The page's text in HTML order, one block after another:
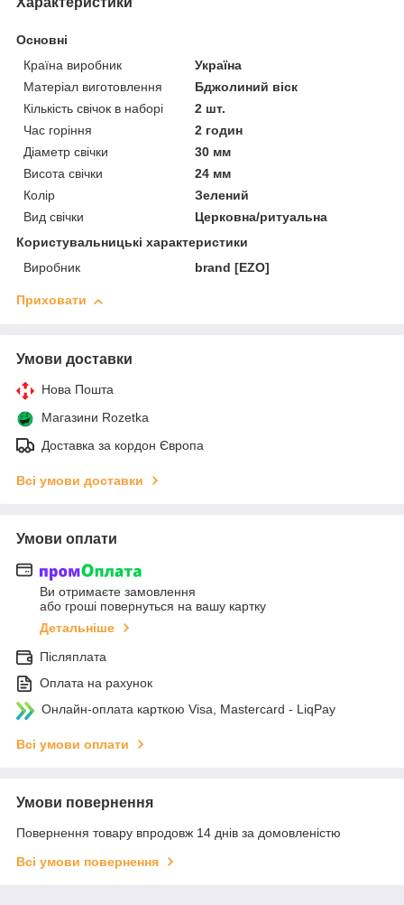
Основні
Країна виробник
Україна
Матеріал виготовлення
Бджолиний віск
Кількість свічок в наборі
2 шт.
Час горіння
2 годин
Діаметр свічки
30 мм
Висота свічки
24 мм
Колір
Зелений
Вид свічки
Церковна/ритуальна
Користувальницькі характеристики
Виробник
brand [EZO]
Приховати
Умови доставки
Нова Пошта
Магазини Rozetka
Доставка за кордон Європа
Всі умови доставки
Умови оплати
Ви отримаєте замовлення
або гроші повернуться на вашу картку
Детальніше
Післяплата
Оплата на рахунок
Онлайн-оплата карткою Visa, Mastercard - LiqPay
Всі умови оплати
Умови повернення
Повернення товару впродовж 14 днів за домовленістю
Всі умови повернення